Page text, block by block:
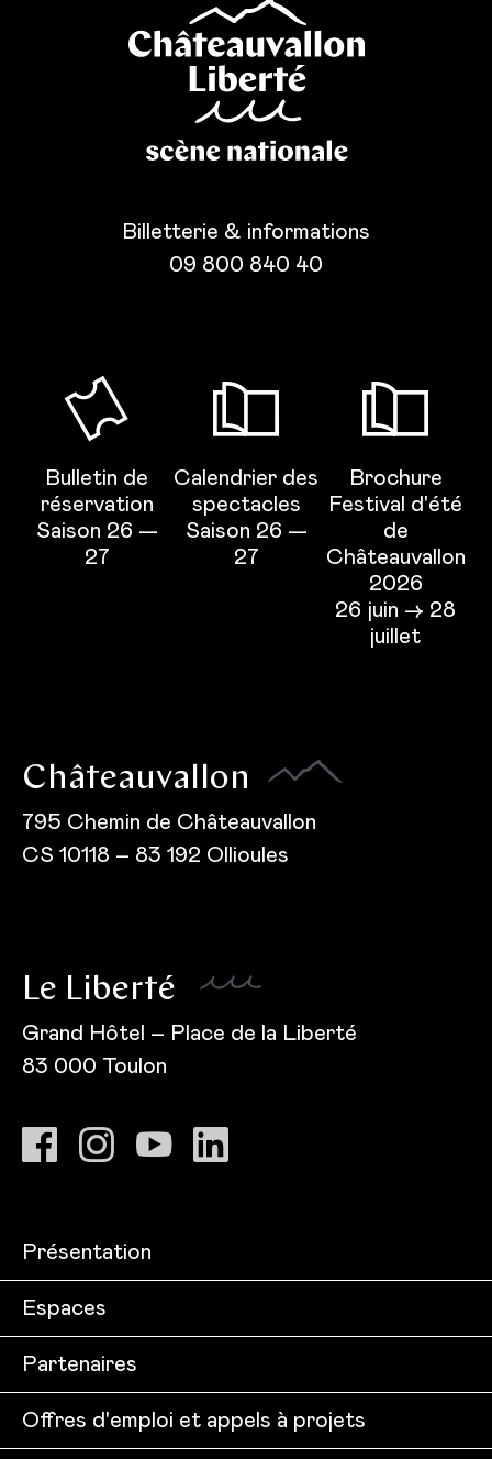
Billetterie & informations
09 800 840 40
Bulletin de
réservation
Saison 26 —
27
Calendrier des
spectacles
Saison 26 —
27
Brochure
Festival d'été
de
Châteauvallon
2026
26 juin → 28
juillet
Châteauvallon
795 Chemin de Châteauvallon
CS 10118 – 83 192 Ollioules
Le Liberté
Grand Hôtel – Place de la Liberté
83 000 Toulon
Présentation
Espaces
Partenaires
Offres d'emploi et appels à projets